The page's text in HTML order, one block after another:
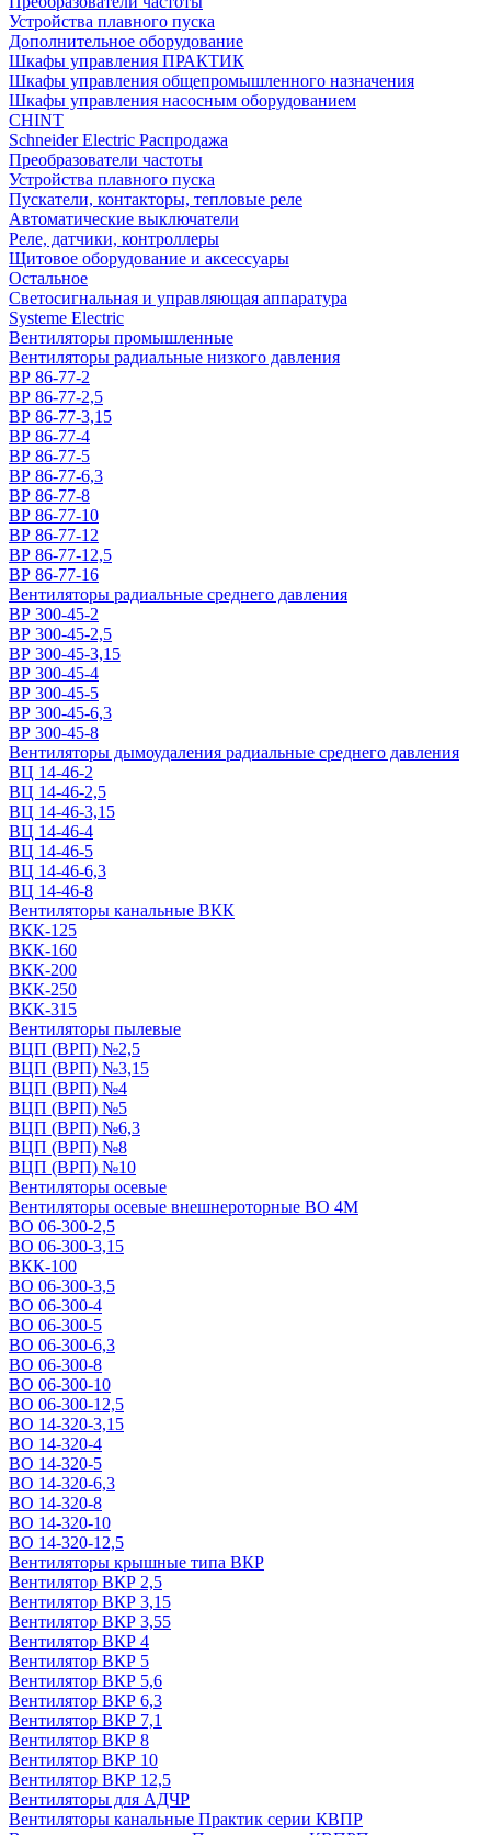
Устройства плавного пуска
Дополнительное оборудование
Шкафы управления ПРАКТИК
Шкафы управления общепромышленного назначения
Шкафы управления насосным оборудованием
CHINT
Schneider Electric Распродажа
Преобразователи частоты
Устройства плавного пуска
Пускатели, контакторы, тепловые реле
Автоматические выключатели
Реле, датчики, контроллеры
Щитовое оборудование и аксессуары
Остальное
Светосигнальная и управляющая аппаратура
Systeme Electric
Вентиляторы промышленные
Вентиляторы радиальные низкого давления
ВР 86-77-2
ВР 86-77-2,5
ВР 86-77-3,15
ВР 86-77-4
ВР 86-77-5
ВР 86-77-6,3
ВР 86-77-8
ВР 86-77-10
ВР 86-77-12
ВР 86-77-12,5
ВР 86-77-16
Вентиляторы радиальные среднего давления
ВР 300-45-2
ВР 300-45-2,5
ВР 300-45-3,15
ВР 300-45-4
ВР 300-45-5
ВР 300-45-6,3
ВР 300-45-8
Вентиляторы дымоудаления радиальные среднего давления
ВЦ 14-46-2
ВЦ 14-46-2,5
ВЦ 14-46-3,15
ВЦ 14-46-4
ВЦ 14-46-5
ВЦ 14-46-6,3
ВЦ 14-46-8
Вентиляторы канальные ВКК
ВКК-125
ВКК-160
ВКК-200
ВКК-250
ВКК-315
Вентиляторы пылевые
ВЦП (ВРП) №2,5
ВЦП (ВРП) №3,15
ВЦП (ВРП) №4
ВЦП (ВРП) №5
ВЦП (ВРП) №6,3
ВЦП (ВРП) №8
ВЦП (ВРП) №10
Вентиляторы осевые
Вентиляторы осевые внешнероторные ВО 4М
ВО 06-300-2,5
ВО 06-300-3,15
ВКК-100
ВО 06-300-3,5
ВО 06-300-4
ВО 06-300-5
ВО 06-300-6,3
ВО 06-300-8
ВО 06-300-10
ВО 06-300-12,5
ВО 14-320-3,15
ВО 14-320-4
ВО 14-320-5
ВО 14-320-6,3
ВО 14-320-8
ВО 14-320-10
ВО 14-320-12,5
Вентиляторы крышные типа ВКР
Вентилятор ВКР 2,5
Вентилятор ВКР 3,15
Вентилятор ВКР 3,55
Вентилятор ВКР 4
Вентилятор ВКР 5
Вентилятор ВКР 5,6
Вентилятор ВКР 6,3
Вентилятор ВКР 7,1
Вентилятор ВКР 8
Вентилятор ВКР 10
Вентилятор ВКР 12,5
Вентиляторы для АДЧР
Вентиляторы канальные Практик серии КВПР